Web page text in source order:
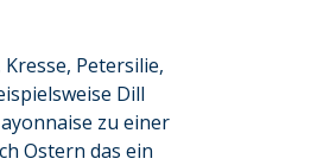
Petersilie,
Dill
zu einer
Ostern das ein